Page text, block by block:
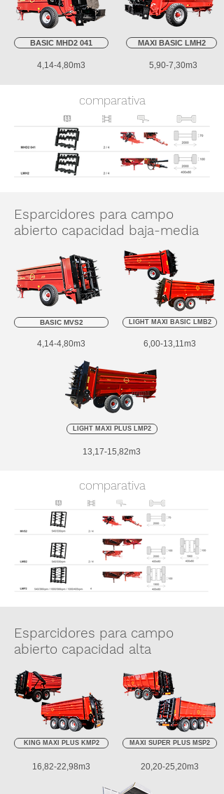
BASIC MHD2 041
4,14-4,80m3
MAXI BASIC LMH2
5,90-7,30m3
comparativa
Esparcidores para campo
abierto capacidad baja-media
BASIC MVS2
4,14-4,80m3
LIGHT MAXI BASIC LMB2
6,00-13,11m3
LIGHT MAXI PLUS LMP2
13,17-15,82m3
comparativa
Esparcidores para campo
abierto capacidad alta
KING MAXI PLUS KMP2
16,82-22,98m3
MAXI SUPER PLUS MSP2
20,20-25,20m3